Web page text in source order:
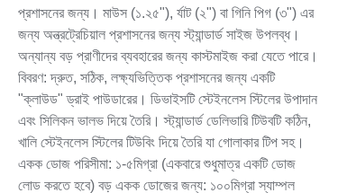
প্রশাসনের জন্য। মাউস (১.২৫"), র্যাট (২") বা গিনি পিগ (৩") এর
জন্য অন্ত্রট্রেচিয়াল প্রশাসনের জন্য স্ট্যান্ডার্ড সাইজ উপলব্ধ।
অন্যান্য বড় প্রাণীদের ব্যবহারের জন্য কাস্টমাইজ করা যেতে পারে।
বিবরণ: দ্রুত, সঠিক, লক্ষ্যভিত্তিক প্রশাসনের জন্য একটি
"ক্লাউড" ড্রাই পাউডারের। ডিভাইসটি স্টেইনলেস স্টিলের উপাদান
এবং সিলিকন ভালভ দিয়ে তৈরি। স্ট্যান্ডার্ড ডেলিভারি টিউবটি কঠিন,
খালি স্টেইনলেস স্টিলের টিউবিং দিয়ে তৈরি যা গোলাকার টিপ সহ।
একক ডোজ পরিসীমা: ১-৫মিগ্রা (একবারে শুধুমাত্র একটি ডোজ
লোড করতে হবে) বড় একক ডোজের জন্য: ১০০মিগ্রা স্যাম্পল